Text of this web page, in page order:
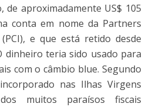
de aproximadamente US$ 105
conta em nome da Partners
e que está retido desde
dinheiro teria sido usado para
com o câmbio blue. Segundo
nas Ilhas Virgens
muitos paraísos fiscais